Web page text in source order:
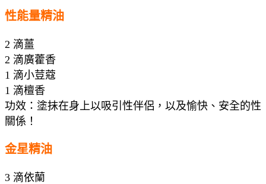
性能量精油
2 滴薑
2 滴廣藿香
1 滴小荳蔻
1 滴檀香
功效：塗抹在身上以吸引性伴侶，以及愉快、安全的性
關係！
金星精油
3 滴依蘭